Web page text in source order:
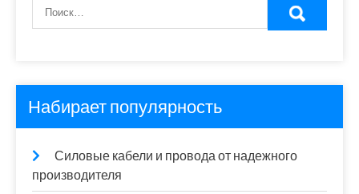
Набирает популярность
Силовые кабели и провода от надежного
производителя